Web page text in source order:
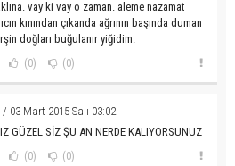
vay ki vay o zaman. aleme nazamat
kınından çıkanda ağrının başında duman
doğları buğulanır yiğidim.
(0) (0)
/ 03 Mart 2015 Salı 03:02
GÜZEL SİZ ŞU AN NERDE KALIYORSUNUZ
(0) (0)